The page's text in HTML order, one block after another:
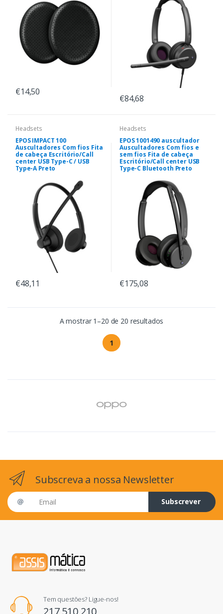
€14,50
€84,68
Headsets
EPOS IMPACT 100
Auscultadores Com fios Fita
de cabeça Escritório/Call
center USB Type-C / USB
Type-A Preto
€48,11
Headsets
EPOS 1001490 auscultador
Auscultadores Com fios e
sem fios Fita de cabeça
Escritório/Call center USB
Type-C Bluetooth Preto
€175,08
A mostrar 1–20 de 20 resultados
1
Subscreva a nossa Newsletter
Email address
Subscrever
Tem questões? Ligue-nos!